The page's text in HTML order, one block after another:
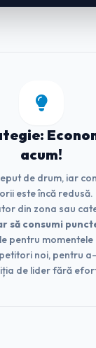
acum!
de drum, iar
este încă redusă.
din zona sau
să consumi
pentru momentele
noi, pentru
de lider fără